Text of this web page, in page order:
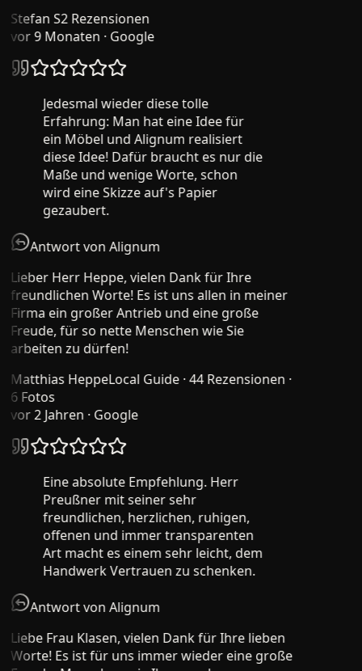
Stefan S2 Rezensionen
vor 9 Monaten· Google
Jedesmal wieder diese tolle
Erfahrung: Man hat eine Idee für
ein Möbel und Alignum realisiert
diese Idee! Dafür braucht es nur die
Maße und wenige Worte, schon
wird eine Skizze auf's Papier
gezaubert.
Antwort von Alignum
Lieber Herr Heppe, vielen Dank für Ihre
freundlichen Worte! Es ist uns allen in meiner
Firma ein großer Antrieb und eine große
Freude, für so nette Menschen wie Sie
arbeiten zu dürfen!
Matthias HeppeLocal Guide · 44 Rezensionen ·
6 Fotos
vor 2 Jahren· Google
Eine absolute Empfehlung. Herr
Preußner mit seiner sehr
freundlichen, herzlichen, ruhigen,
offenen und immer transparenten
Art macht es einem sehr leicht, dem
Handwerk Vertrauen zu schenken.
Antwort von Alignum
Liebe Frau Klasen, vielen Dank für Ihre lieben
Worte! Es ist für uns immer wieder eine große